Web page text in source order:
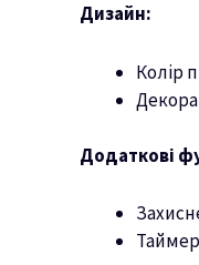
Дизайн:
Колір
Додаткові